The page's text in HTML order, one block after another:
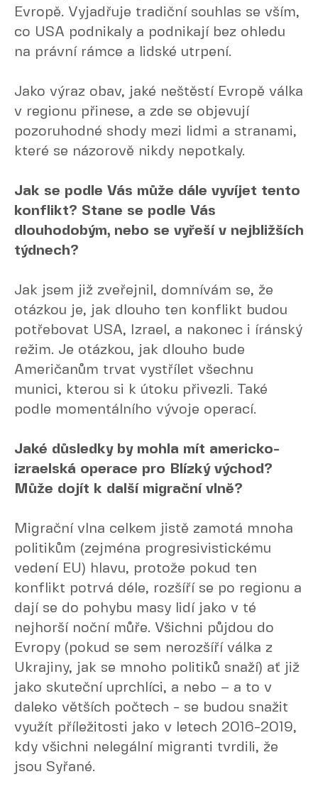
Evropě. Vyjadřuje tradiční souhlas se vším,
co USA podnikaly a podnikají bez ohledu
na právní rámce a lidské utrpení.
Jako výraz obav, jaké neštěstí Evropě válka
v regionu přinese, a zde se objevují
pozoruhodné shody mezi lidmi a stranami,
které se názorově nikdy nepotkaly.
Jak se podle Vás může dále vyvíjet tento
konflikt? Stane se podle Vás
dlouhodobým, nebo se vyřeší v nejbližších
týdnech?
Jak jsem již zveřejnil, domnívám se, že
otázkou je, jak dlouho ten konflikt budou
potřebovat USA, Izrael, a nakonec i íránský
režim. Je otázkou, jak dlouho bude
Američanům trvat vystřílet všechnu
munici, kterou si k útoku přivezli. Také
podle momentálního vývoje operací.
Jaké důsledky by mohla mít americko-
izraelská operace pro Blízký východ?
Může dojít k další migrační vlně?
Migrační vlna celkem jistě zamotá mnoha
politikům (zejména progresivistickému
vedení EU) hlavu, protože pokud ten
konflikt potrvá déle, rozšíří se po regionu a
dají se do pohybu masy lidí jako v té
nejhorší noční můře. Všichni půjdou do
Evropy (pokud se sem nerozšíří válka z
Ukrajiny, jak se mnoho politiků snaží) ať již
jako skuteční uprchlíci, a nebo – a to v
daleko větších počtech - se budou snažit
využít příležitosti jako v letech 2016-2019,
kdy všichni nelegální migranti tvrdili, že
jsou Syřané.